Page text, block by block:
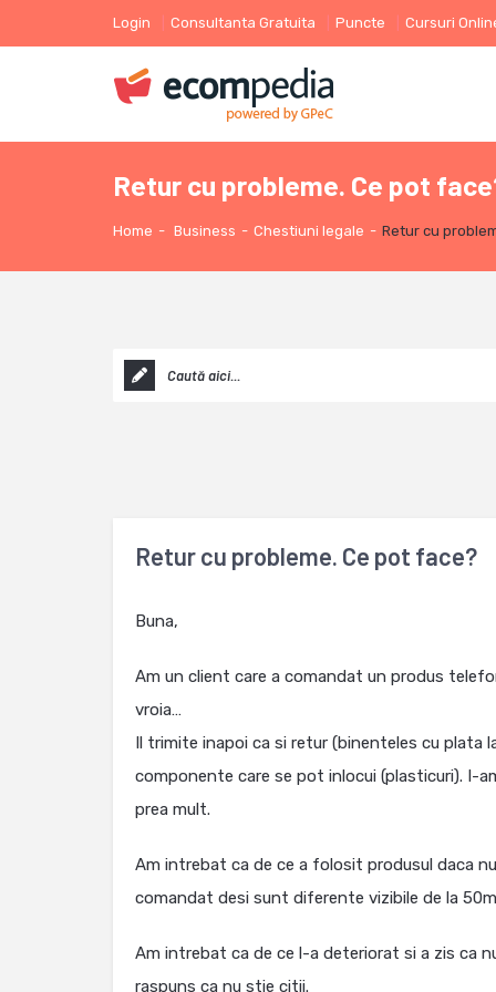
Login Consultanta Gratuita Puncte Cursuri
Retur cu probleme. Ce pot
Home - Business - Chestiuni legale - Retur cu
Retur cu probleme. Ce pot face?
Buna,
Am un client care a comandat un produs
vroia…
Il trimite inapoi ca si retur (binenteles cu plata
componente care se pot inlocui (plasticuri). I-
prea mult.
Am intrebat ca de ce a folosit produsul daca
comandat desi sunt diferente vizibile de la
Am intrebat ca de ce l-a deteriorat si a zis ca
raspuns ca nu stie citii.